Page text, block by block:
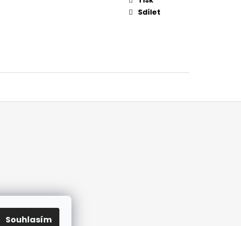
Souhlasím
Sdílet